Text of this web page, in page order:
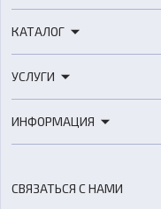
КАТАЛОГ
3D-сканеры
Расходные материалы
Оборудование и
Аксессуары и прочее
УСЛУГИ
3D-моделирование
ИНФОРМАЦИЯ
СВЯЗАТЬСЯ С НАМИ